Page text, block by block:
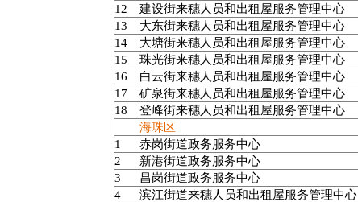
12
建设街来穗人员和出租屋服务管理中心
13
大东街来穗人员和出租屋服务管理中心
14
大塘街来穗人员和出租屋服务管理中心
15
珠光街来穗人员和出租屋服务管理中心
16
白云街来穗人员和出租屋服务管理中心
17
矿泉街来穗人员和出租屋服务管理中心
18
登峰街来穗人员和出租屋服务管理中心
海珠区
1
赤岗街道政务服务中心
2
新港街道政务服务中心
3
昌岗街道政务服务中心
4
滨江街道来穗人员和出租屋服务管理中心